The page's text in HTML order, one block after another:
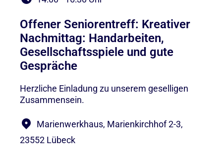
Offener Seniorentreff: Kreativer
Nachmittag: Handarbeiten,
Gesellschaftsspiele und gute
Gespräche
Herzliche Einladung zu unserem geselligen
Zusammensein.
Marienwerkhaus, Marienkirchhof 2-3,
23552 Lübeck